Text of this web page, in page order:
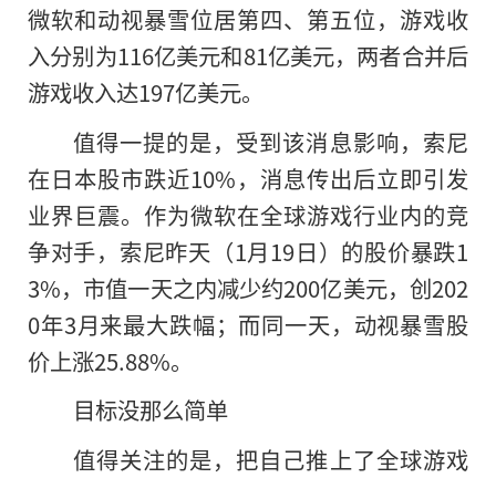
微软和动视暴雪位居第四、第五位，游戏收
入分别为116亿美元和81亿美元，两者合并后
游戏收入达197亿美元。
值得一提的是，受到该消息影响，索尼
在日本股市跌近10%，消息传出后立即引发
业界巨震。作为微软在全球游戏行业内的竞
争对手，索尼昨天（1月19日）的股价暴跌1
3%，市值一天之内减少约200亿美元，创202
0年3月来最大跌幅；而同一天，动视暴雪股
价上涨25.88%。
目标没那么简单
值得关注的是，把自己推上了全球游戏